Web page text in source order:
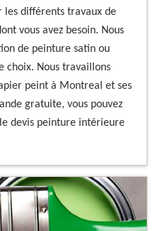
les différents travaux de
vous avez besoin. Nous
de peinture satin ou
choix. Nous travaillons
peint à Montreal et ses
gratuite, vous pouvez
devis peinture intérieure